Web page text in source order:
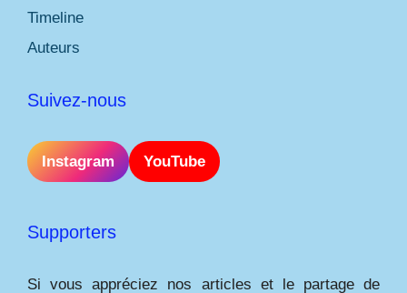
Timeline
Auteurs
Suivez-nous
Instagram YouTube
Supporters
Si vous appréciez nos articles et le partage de